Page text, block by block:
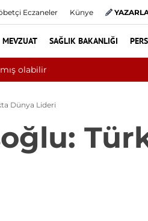
Eczaneler Künye
MEVZUAT SAĞLIK BAKANLIĞI
bini aşkın hasta hiperbarik oksijen
Dünya Lideri